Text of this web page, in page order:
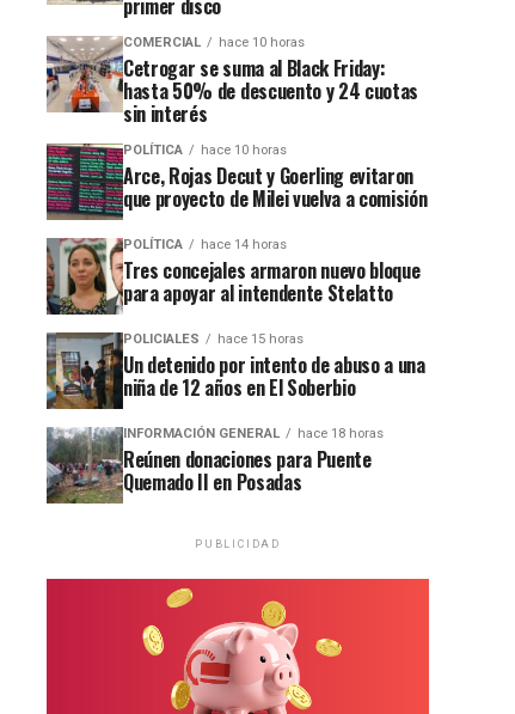
primer disco
COMERCIAL hace 10 horas
Cetrogar se suma al Black Friday:
hasta 50% de descuento y 24 cuotas
sin interés
POLÍTICA hace 10 horas
Arce, Rojas Decut y Goerling evitaron
que proyecto de Milei vuelva a comisión
POLÍTICA hace 14 horas
Tres concejales armaron nuevo bloque
para apoyar al intendente Stelatto
POLICIALES hace 15 horas
Un detenido por intento de abuso a una
niña de 12 años en El Soberbio
INFORMACIÓN GENERAL hace 18 horas
Reúnen donaciones para Puente
Quemado II en Posadas
PUBLICIDAD